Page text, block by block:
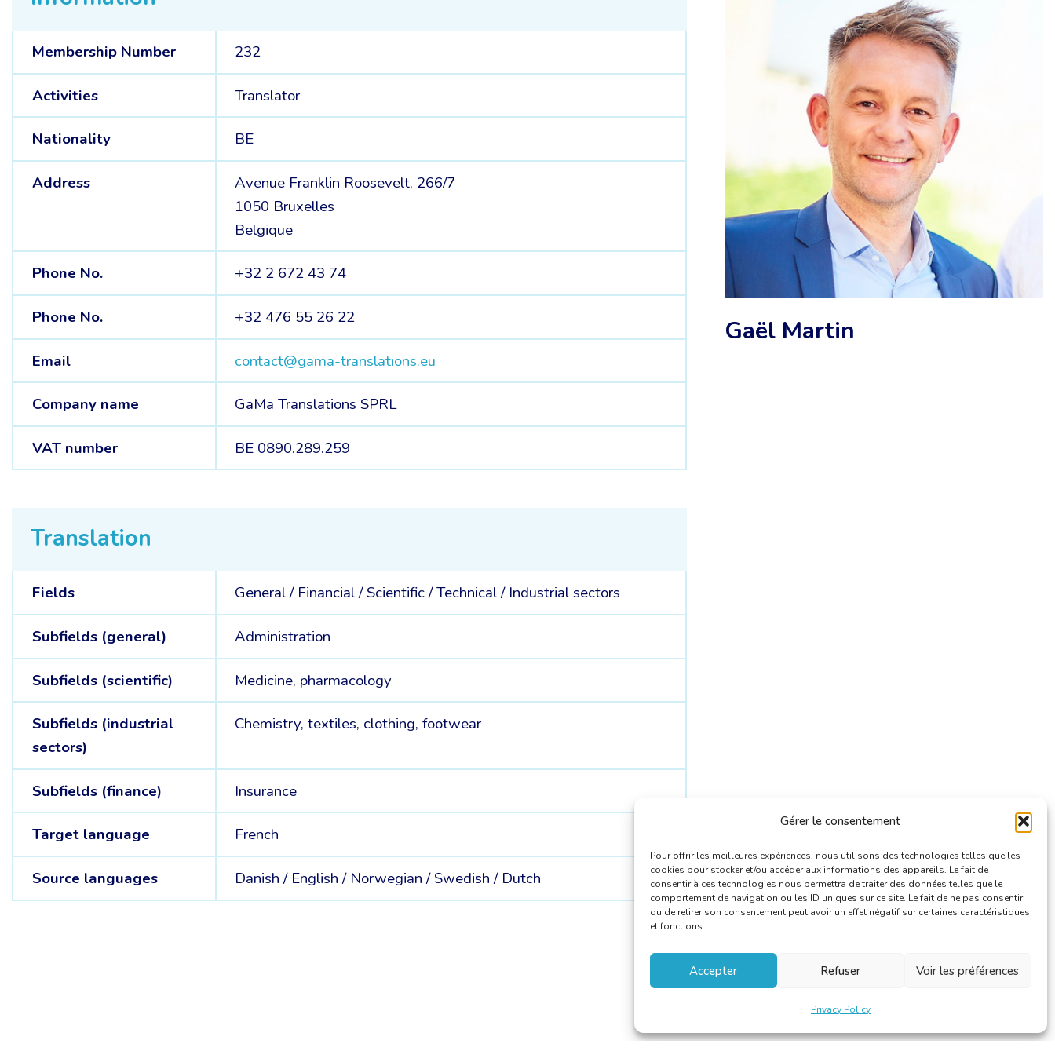
Gérer le consentement
Pour offrir les meilleures expériences, nous utilisons des technologies telles que les
cookies pour stocker et/ou accéder aux informations des appareils. Le fait de
consentir à ces technologies nous permettra de traiter des données telles que le
comportement de navigation ou les ID uniques sur ce site. Le fait de ne pas consentir
ou de retirer son consentement peut avoir un effet négatif sur certaines caractéristiques
et fonctions.
Accepter Refuser Voir les préférences
Privacy Policy
Membership Number 232
Activities Translator
Nationality BE
Address
Avenue Franklin Roosevelt, 266/7
1050 Bruxelles
Belgique
Phone No. +32 2 672 43 74
Phone No. +32 476 55 26 22
Email contact@gama-translations.eu
Company name GaMa Translations SPRL
VAT number BE 0890.289.259
Translation
Fields General / Financial /Scientific /Technical / Industrial sectors
Subfields (general) Administration
Subfields (scientific) Medicine, pharmacology
Subfields (industrial
sectors)
Chemistry, textiles, clothing, footwear
Subfields (finance) Insurance
Target language French
Source languages Danish / English / Norwegian /Swedish / Dutch
Gaël Martin